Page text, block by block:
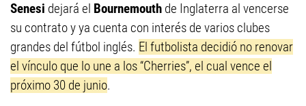
Senesi dejará el Bournemouth de Inglaterra al vencerse
su contrato y ya cuenta con interés de varios clubes
grandes del fútbol inglés. El futbolista decidió no renovar
el vínculo que lo une a los “Cherries”, el cual vence el
próximo 30 de junio.